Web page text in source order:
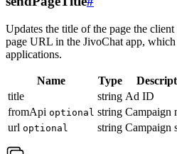
Updates the title of the page the
page URL in the JivoChat app,
applications.
Name Type
title
string Ad ID
fromApi optional string Campaign
url optional string Campaign